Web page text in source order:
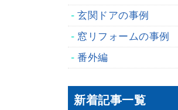
玄関ドアの事例
窓リフォームの事例
番外編
新着記事一覧